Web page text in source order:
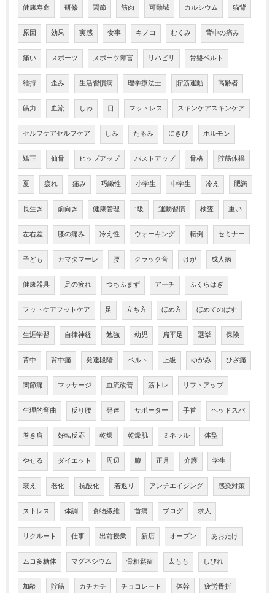
健康寿命 研修 関節 筋肉 可動域 カルシウム 猫背
原因 効果 実感 食事 キノコ むくみ 背中の痛み
痛い スポーツ スポーツ障害 リハビリ 骨盤ベルト
維持 歪み 生活習慣病 理学療法士 貯筋運動 高齢者
筋力 血流 しわ 目 マットレス スキンケアスキンケア
セルフケアセルフケア しみ たるみ にきび ホルモン
矯正 仙骨 ヒップアップ バストアップ 骨格 貯筋体操
夏 疲れ 痛み 巧緻性 小学生 中学生 冷え 肥満
長生き 前向き 健康管理 1級 運動習慣 検査 重い
左右差 膝の痛み 冷え性 ウォーキング 転倒 セミナー
子ども カマタマーレ 腰 クラック音 けが 成人病
健康器具 足の疲れ つちふまず アーチ ふくらはぎ
フットケアフットケア 足 立ち方 ほめ方 ほめてのばす
生涯学習 自律神経 勉強 幼児 扁平足 選挙 保険
背中 背中痛 発達段階 ベルト 上級 ゆがみ ひざ痛
関節痛 マッサージ 血流改善 筋トレ リフトアップ
生理的弯曲 反り腰 発達 サポーター 手首 ヘッドスパ
巻き肩 好転反応 乾燥 乾燥肌 ミネラル 体型
やせる ダイエット 周辺 膝 正月 介護 学生
衰え 老化 抗酸化 若返り アンチエイジング 感染対策
ストレス 体調 食物繊維 首痛 ブログ 求人
リクルート 仕事 出前授業 新店 オープン あおたけ
ムコ多糖体 マグネシウム 骨粗鬆症 太もも しびれ
加齢 貯筋 カチカチ チョコレート 体幹 疲労骨折